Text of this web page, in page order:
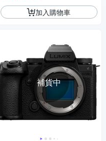
加入購物車
補貨中